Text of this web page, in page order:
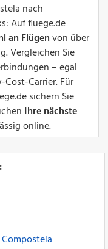
nach
Auf fluege.de
an Flügenvon über
Vergleichen Sie
– egal
Carrier. Für
sichern Sie
Ihre nächste
online.